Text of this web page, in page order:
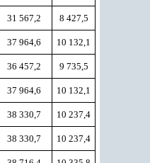
31 567,2 8 427,5
37 964,6 10 132,1
36 457,2 9 735,5
37 964,6 10 132,1
38 330,7 10 237,4
38 330,7 10 237,4